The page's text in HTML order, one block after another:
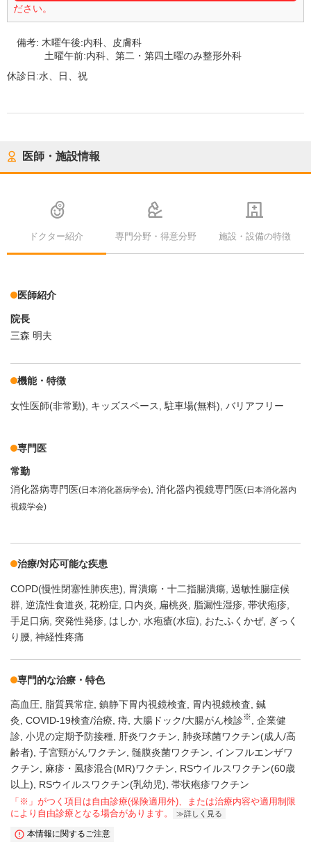
ださい。
備考: 木曜午後:内科、皮膚科
土曜午前:内科、第二・第四土曜のみ整形外科
休診日:水、日、祝
医師・施設情報
ドクター紹介 専門分野・得意分野 施設・設備の特徴
医師紹介
院長
三森 明夫
機能・特徴
女性医師(非常勤) キッズスペース 駐車場(無料) バリアフリー
専門医
常勤
消化器病専門医(日本消化器病学会) 消化器内視鏡専門医(日本消化器内
視鏡学会)
治療/対応可能な疾患
COPD(慢性閉塞性肺疾患) 胃潰瘍・十二指腸潰瘍 過敏性腸症候
群 逆流性食道炎 花粉症 口内炎 扁桃炎 脂漏性湿疹 帯状疱疹
手足口病
突発性発疹 はしか 水疱瘡(水痘) おたふくかぜ
ぎっく
り腰 神経性疼痛
専門的な治療・特色
高血圧 脂質異常症 鎮静下胃内視鏡検査 胃内視鏡検査 鍼
灸 COVID-19検査/治療 痔 大腸ドック/大腸がん検診※
企業健
診 小児の定期予防接種 肝炎ワクチン
肺炎球菌ワクチン(成人/高
齢者) 子宮頸がんワクチン 髄膜炎菌ワクチン
インフルエンザワ
クチン
麻疹・風疹混合(MR)ワクチン
RSウイルスワクチン(60歳
以上)
RSウイルスワクチン(乳幼児) 帯状疱疹ワクチン
「※」がつく項目は自由診療(保険適用外)、または治療内容や適用制限
により自由診療となる場合があります。
詳しく見る
本情報に関するご注意